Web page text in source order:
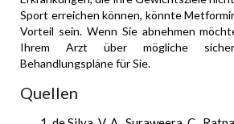
Sport erreichen können, könnte
Vorteil sein. Wenn Sie abnehmen
Ihrem Arzt über mögliche
Behandlungspläne für Sie.
Quellen